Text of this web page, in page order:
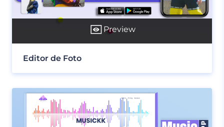
Preview
Editor de Foto